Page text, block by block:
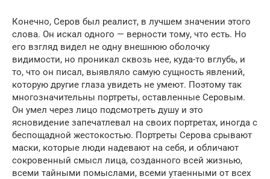
Конечно, Серов был реалист, в лучшем значении этого
слова. Он искал одного — верности тому, что есть. Но
его взгляд видел не одну внешнюю оболочку
видимости, но проникал сквозь нее, куда-то вглубь, и
то, что он писал, выявляло самую сущность явлений,
которую другие глаза увидеть не умеют. Поэтому так
многозначительны портреты, оставленные Серовым.
Он умел через лицо подсмотреть душу и это
ясновидение запечатлевал на своих портретах, иногда с
беспощадной жестокостью. Портреты Серова срывают
маски, которые люди надевают на себя, и обличают
сокровенный смысл лица, созданного всей жизнью,
всеми тайными помыслами, всеми утаенными от всех